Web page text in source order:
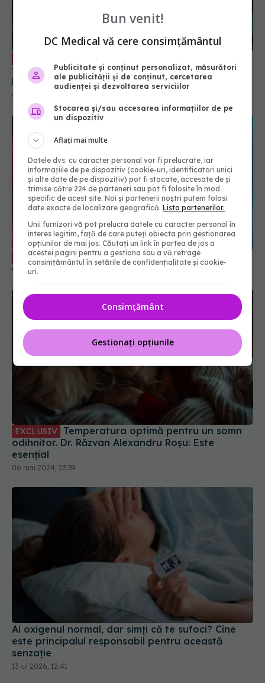
timpul pandemiei de COVID. Dr. Bogdan Tănase:
Mulți pacienți cu COVID au efectuat ecografii
toracice. Au fost diagnosticați diverși noduli
04 aug 2024, 17:20
EXCLUSIV Tusea cu sânge, semnal de alarmă
care necesită control medical urgent
28 apr 2026, 21:33
odihnitor. Dr. Răzvan Alexandru Roșu: Este
esențial
06 mai 2024, 23:39
Ai oxigenul normal, dar simți că te sufoci? Cine
este principalul responsabil pentru această
senzație
13 iul 2026, 12:41
Bun venit!
DC Medical vă cere consimțământul
Publicitate și conținut personalizat, măsurători
ale publicității și de conținut, cercetarea
audienței și dezvoltarea serviciilor
Stocarea și/sau accesarea informațiilor de pe
un dispozitiv
Aflați mai multe
Datele dvs. cu caracter personal vor fi prelucrate, iar
informațiile de pe dispozitiv (cookie-uri, identificatori unici
și alte date de pe dispozitiv) pot fi stocate, accesate de și
trimise către 224 de parteneri sau pot fi folosite în mod
specific de acest site. Noi și partenerii noștri putem folosi
date exacte de localizare geografică.Lista partenerilor.
Unii furnizori vă pot prelucra datele cu caracter personal în
interes legitim, față de care puteți obiecta prin gestionarea
opțiunilor de mai jos. Căutați un link în partea de jos a
acestei pagini pentru a gestiona sau a vă retrage
consimțământul în setările de confidențialitate și cookie-
uri.
Consimțământ
Gestionați opțiunile